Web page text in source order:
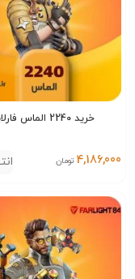
خرید 2240 الماس فارلایت
4,186,000 تومان